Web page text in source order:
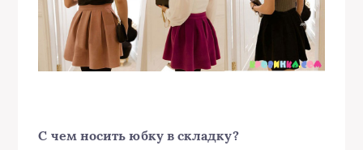
С чем носить юбку в складку?